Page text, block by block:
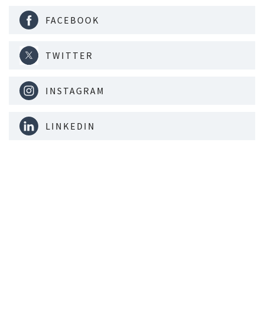
FACEBOOK
TWITTER
INSTAGRAM
LINKEDIN